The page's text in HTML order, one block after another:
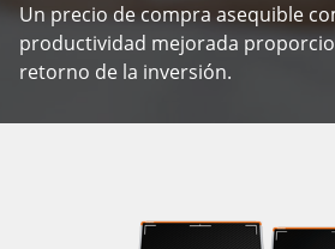
Un precio de compra asequible
productividad mejorada
retorno de la inversión.